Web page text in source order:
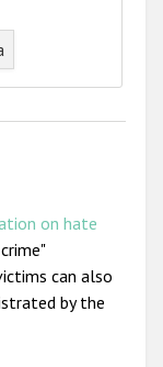
on hate
can also
by the